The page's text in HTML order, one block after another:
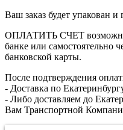
Ваш заказ будет упакован и
ОПЛАТИТЬ СЧЕТ возможно
банке или самостоятельно
банковской карты.
После подтверждения
- Доставка по
- Либо доставляем до
Вам Транспортной